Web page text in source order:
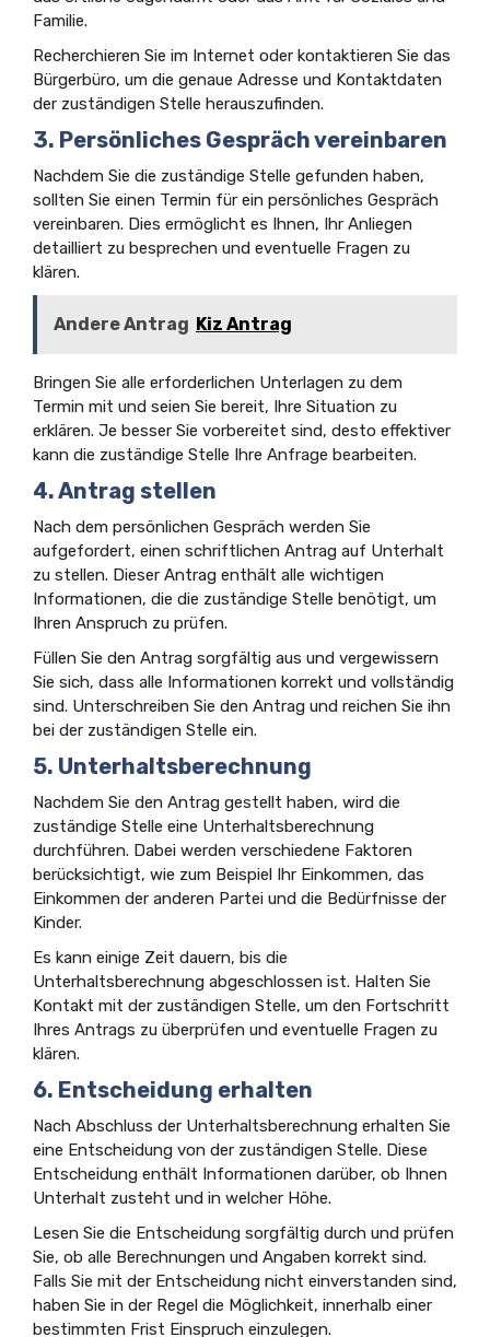
Familie.
Recherchieren Sie im Internet oder kontaktieren Sie das
Bürgerbüro, um die genaue Adresse und Kontaktdaten
der zuständigen Stelle herauszufinden.
3. Persönliches Gespräch vereinbaren
Nachdem Sie die zuständige Stelle gefunden haben,
sollten Sie einen Termin für ein persönliches Gespräch
vereinbaren. Dies ermöglicht es Ihnen, Ihr Anliegen
detailliert zu besprechen und eventuelle Fragen zu
klären.
Andere Antrag Kiz Antrag
Bringen Sie alle erforderlichen Unterlagen zu dem
Termin mit und seien Sie bereit, Ihre Situation zu
erklären. Je besser Sie vorbereitet sind, desto effektiver
kann die zuständige Stelle Ihre Anfrage bearbeiten.
4. Antrag stellen
Nach dem persönlichen Gespräch werden Sie
aufgefordert, einen schriftlichen Antrag auf Unterhalt
zu stellen. Dieser Antrag enthält alle wichtigen
Informationen, die die zuständige Stelle benötigt, um
Ihren Anspruch zu prüfen.
Füllen Sie den Antrag sorgfältig aus und vergewissern
Sie sich, dass alle Informationen korrekt und vollständig
sind. Unterschreiben Sie den Antrag und reichen Sie ihn
bei der zuständigen Stelle ein.
5. Unterhaltsberechnung
Nachdem Sie den Antrag gestellt haben, wird die
zuständige Stelle eine Unterhaltsberechnung
durchführen. Dabei werden verschiedene Faktoren
berücksichtigt, wie zum Beispiel Ihr Einkommen, das
Einkommen der anderen Partei und die Bedürfnisse der
Kinder.
Es kann einige Zeit dauern, bis die
Unterhaltsberechnung abgeschlossen ist. Halten Sie
Kontakt mit der zuständigen Stelle, um den Fortschritt
Ihres Antrags zu überprüfen und eventuelle Fragen zu
klären.
6. Entscheidung erhalten
Nach Abschluss der Unterhaltsberechnung erhalten Sie
eine Entscheidung von der zuständigen Stelle. Diese
Entscheidung enthält Informationen darüber, ob Ihnen
Unterhalt zusteht und in welcher Höhe.
Lesen Sie die Entscheidung sorgfältig durch und prüfen
Sie, ob alle Berechnungen und Angaben korrekt sind.
Falls Sie mit der Entscheidung nicht einverstanden sind,
haben Sie in der Regel die Möglichkeit, innerhalb einer
bestimmten Frist Einspruch einzulegen.